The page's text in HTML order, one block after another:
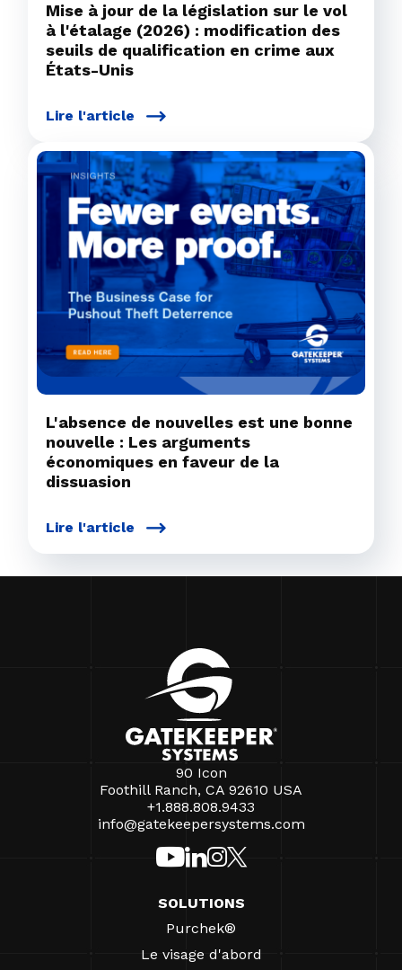
Mise à jour de la législation sur le vol
à l'étalage (2026) : modification des
seuils de qualification en crime aux
États-Unis
Lire l'article
L'absence de nouvelles est une bonne
nouvelle : Les arguments
économiques en faveur de la
dissuasion
Lire l'article
90 Icon
Foothill Ranch, CA 92610 USA
+1.888.808.9433
info@gatekeepersystems.com
SOLUTIONS
Purchek®
Le visage d'abord